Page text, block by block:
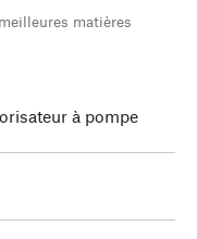
matières
à pompe